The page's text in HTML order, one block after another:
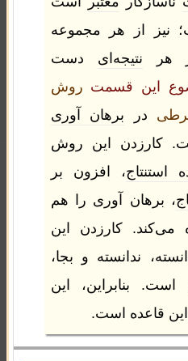
نیز از هر مجموعه
هر نتیجه‌ای دست
این قسمت روش
در برهان آوری
کارزدن این روش
استنتاج، افزون بر
، برهان آوری را هم
می‌کند. کارزدن این
ندانسته و بجا،
است. بنابراین، این
قاعده است.